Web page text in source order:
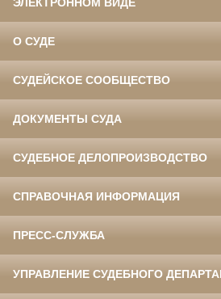
О СУДЕ
СУДЕЙСКОЕ СООБЩЕСТВО
ДОКУМЕНТЫ СУДА
СУДЕБНОЕ ДЕЛОПРОИЗВОДСТВО
СПРАВОЧНАЯ ИНФОРМАЦИЯ
ПРЕСС-СЛУЖБА
УПРАВЛЕНИЕ СУДЕБНОГО